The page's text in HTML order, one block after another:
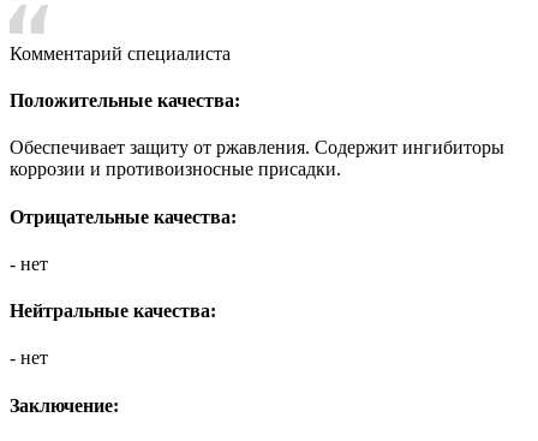
Комментарий специалиста
Положительные качества:
Обеспечивает защиту от ржавления. Содержит ингибиторы
коррозии и противоизносные присадки.
Отрицательные качества:
- нет
Нейтральные качества:
- нет
Заключение: